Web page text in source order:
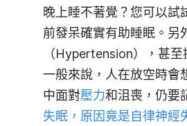
晚上睡不著覺？您可以試
前發呆確實有助睡眠。另
（Hypertension），甚
一般來說，人在放空時會
中面對壓力和沮喪，仍要
失眠，原因竟是自律神經